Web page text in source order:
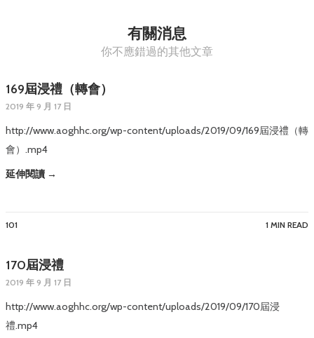
有關消息
你不應錯過的其他文章
169屆浸禮（轉會）
2019 年 9 月 17 日
http://www.aoghhc.org/wp-content/uploads/2019/09/169屆浸禮（轉
會）.mp4
延伸閱讀 →
101 1 MIN READ
170屆浸禮
2019 年 9 月 17 日
http://www.aoghhc.org/wp-content/uploads/2019/09/170屆浸
禮.mp4